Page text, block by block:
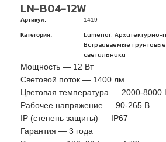
LN-B04-12W
Артикул: 1419
Категория: Lumenor Архитектурно-
Встраиваемые
светильники
Мощность — 12 Вт
Световой поток — 1400 лм
Цветовая температура — 2000-8000
Рабочее напряжение — 90-265 В
IP (степень защиты) — IP67
Гарантия — 3 года